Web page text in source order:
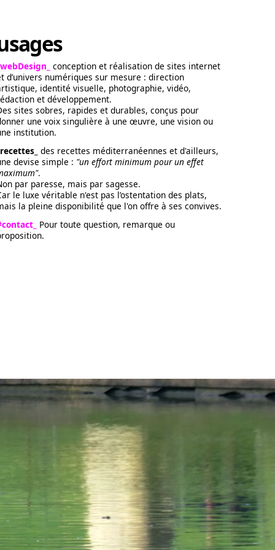
conception et réalisation de sites internet
d’univers numériques sur mesure : direction
identité visuelle, photographie, vidéo,
et développement.
sites sobres, rapides et durables, conçus pour
une voix singulière à une œuvre, une vision ou
institution.
des recettes méditerranéennes et d'ailleurs,
devise simple : "un effort minimum pour un effet
.
par paresse, mais par sagesse.
le luxe véritable n'est pas l’ostentation des plats,
la pleine disponibilité que l'on offre à ses convives.
Pour toute question, remarque ou